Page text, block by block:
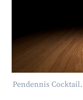
Pendennis Cocktail.